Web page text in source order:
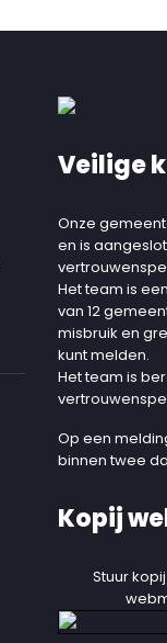
Veilige
Onze
en is
Het team is
van 12
misbruik en
kunt melden.
Het team is
Op een
binnen twee
Kopij
Stuur